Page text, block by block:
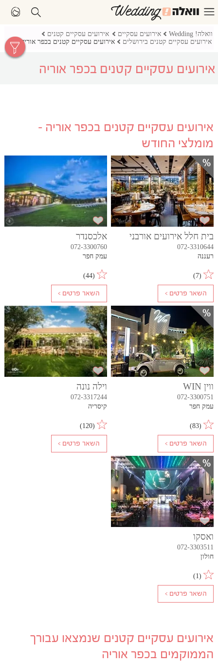
וואלה! Wedding אירועים עסקיים
אירועים עסקיים קטנים
אירועים עסקיים קטנים בירושלים
אירועים עסקיים קטנים בכפר אוריה
אירועים עסקיים קטנים בכפר אוריה
אירועים עסקיים קטנים בכפר אוריה -
מומלצי החודש
בית חלל אירועים אורבני
072-3310644
רעננה
(
7
)
אלכסנדר
072-3300760
עמק חפר
(
44
)
ווין WIN
072-3300751
עמק חפר
(
83
)
וילה נונה
072-3317244
קיסריה
(
120
)
ואסקו
072-3303511
חולון
(
1
)
אירועים עסקיים קטנים שנמצאו עבורך
הממוקמים בכפר אוריה